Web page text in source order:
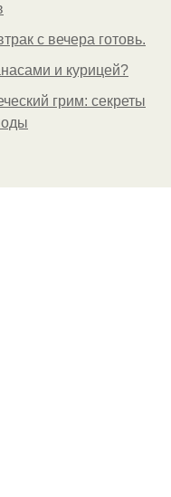
с вечера готовь.
и курицей?
грим: секреты